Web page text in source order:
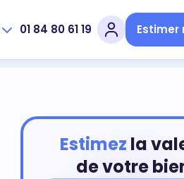
01 84 80 61 19 Estimer
Estimez la
de votre